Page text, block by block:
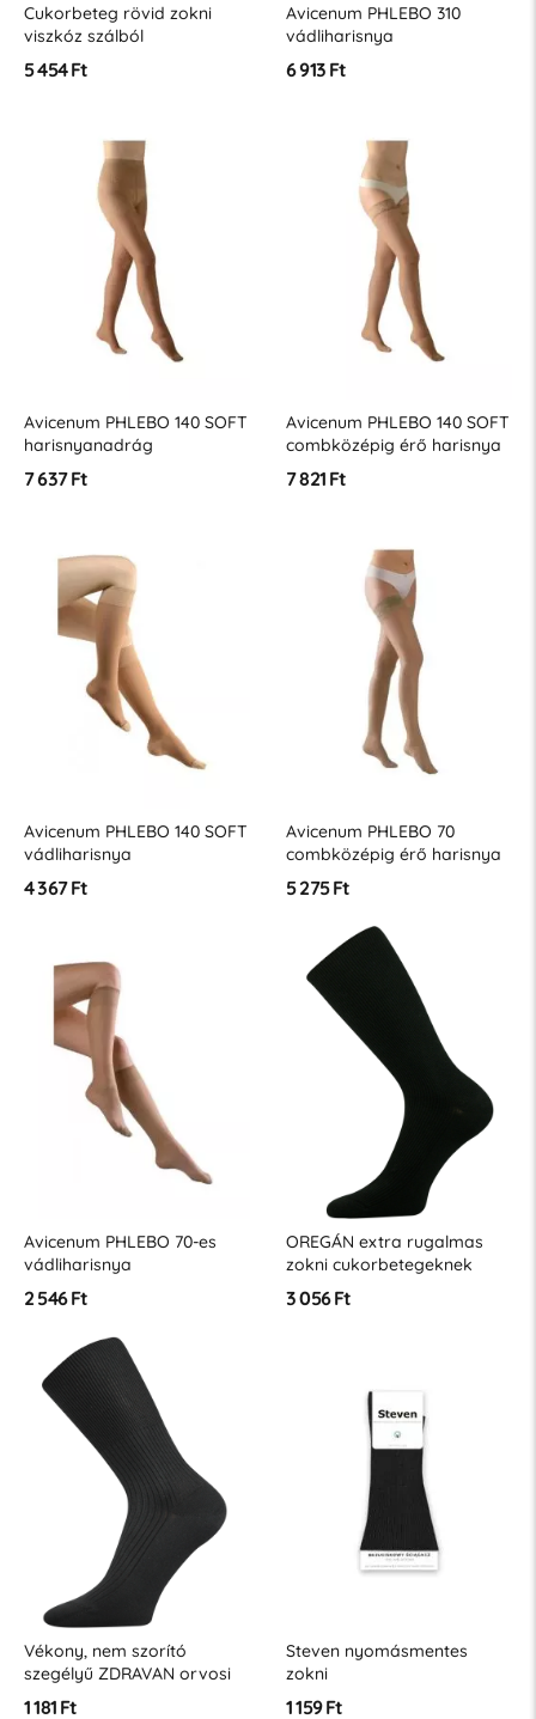
Cukorbeteg rövid zokni
viszkóz szálból
5 454 Ft
Avicenum PHLEBO 310
vádliharisnya
6 913 Ft
Avicenum PHLEBO 140 SOFT
harisnyanadrág
7 637 Ft
Avicenum PHLEBO 140 SOFT
combközépig érő harisnya
7 821 Ft
Avicenum PHLEBO 140 SOFT
vádliharisnya
4 367 Ft
Avicenum PHLEBO 70
combközépig érő harisnya
5 275 Ft
Avicenum PHLEBO 70-es
vádliharisnya
2 546 Ft
OREGÁN extra rugalmas
zokni cukorbetegeknek
3 056 Ft
Vékony, nem szorító
szegélyű ZDRAVAN orvosi
zokni 100% pamutból
1 181 Ft
Steven nyomásmentes
zokni
1 159 Ft